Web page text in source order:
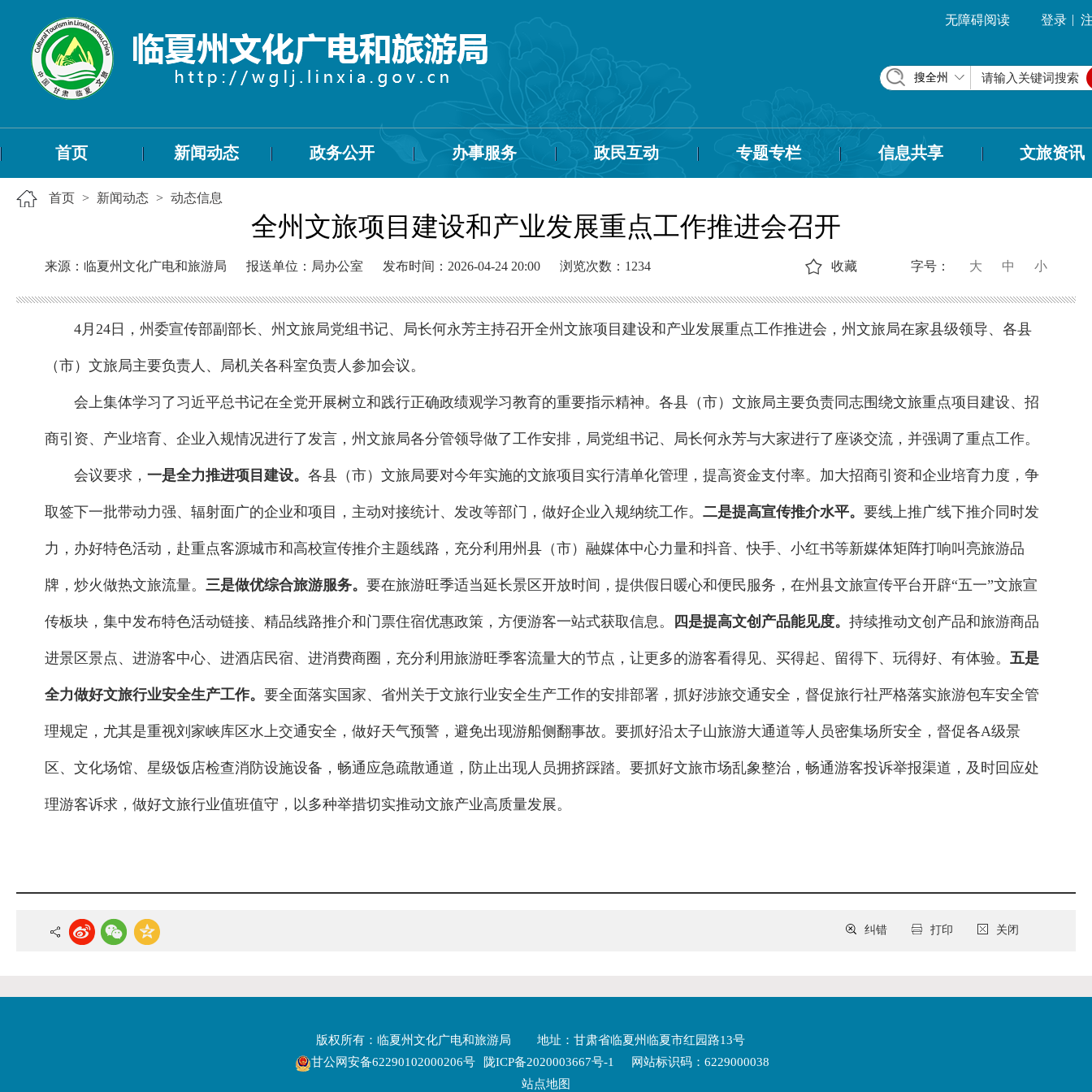
无障碍阅读 登录 |
搜全州
首页 新闻动态 政务公开 办事服务 政民互动 专题专栏 信息共享 文旅资讯
首页 > 新闻动态 > 动态信息
全州文旅项目建设和产业发展重点工作推进会召开
来源：临夏州文化广电和旅游局 报送单位：局办公室 发布时间：2026-04-24 20:00 浏览次数： 1234 字号： 大 中 小
收藏
4月24日，州委宣传部副部长、州文旅局党组书记、局长何永芳主持召开全州文旅项目建设和产业发展重点工作推进会，州文旅局在家县级领导、各县
（市）文旅局主要负责人、局机关各科室负责人参加会议。
会上集体学习了习近平总书记在全党开展树立和践行正确政绩观学习教育的重要指示精神。各县（市）文旅局主要负责同志围绕文旅重点项目建设、招
商引资、产业培育、企业入规情况进行了发言，州文旅局各分管领导做了工作安排，局党组书记、局长何永芳与大家进行了座谈交流，并强调了重点工作。
会议要求， 一是全力推进项目建设。 各县（市）文旅局要对今年实施的文旅项目实行清单化管理，提高资金支付率。加大招商引资和企业培育力度，争
取签下一批带动力强、辐射面广的企业和项目，主动对接统计、发改等部门，做好企业入规纳统工作。 二是提高宣传推介水平。 要线上推广线下推介同时发
力，办好特色活动，赴重点客源城市和高校宣传推介主题线路，充分利用州县（市）融媒体中心力量和抖音、快手、小红书等新媒体矩阵打响叫亮旅游品
牌，炒火做热文旅流量。 三是做优综合旅游服务。 要在旅游旺季适当延长景区开放时间，提供假日暖心和便民服务，在州县文旅宣传平台开辟“五一”文旅宣
传板块，集中发布特色活动链接、精品线路推介和门票住宿优惠政策，方便游客一站式获取信息。 四是提高文创产品能见度。 持续推动文创产品和旅游商品
进景区景点、进游客中心、进酒店民宿、进消费商圈，充分利用旅游旺季客流量大的节点，让更多的游客看得见、买得起、留得下、玩得好、有体验。 五是
全力做好文旅行业安全生产工作。 要全面落实国家、省州关于文旅行业安全生产工作的安排部署，抓好涉旅交通安全，督促旅行社严格落实旅游包车安全管
理规定，尤其是重视刘家峡库区水上交通安全，做好天气预警，避免出现游船侧翻事故。要抓好沿太子山旅游大通道等人员密集场所安全，督促各A级景
区、文化场馆、星级饭店检查消防设施设备，畅通应急疏散通道，防止出现人员拥挤踩踏。要抓好文旅市场乱象整治，畅通游客投诉举报渠道，及时回应处
理游客诉求，做好文旅行业值班值守，以多种举措切实推动文旅产业高质量发展。
关闭
打印
纠错
版权所有：临夏州文化广电和旅游局
地址：甘肃省临夏州临夏市红园路13号
甘公网安备62290102000206号
陇ICP备2020003667号-1
网站标识码：6229000038
站点地图